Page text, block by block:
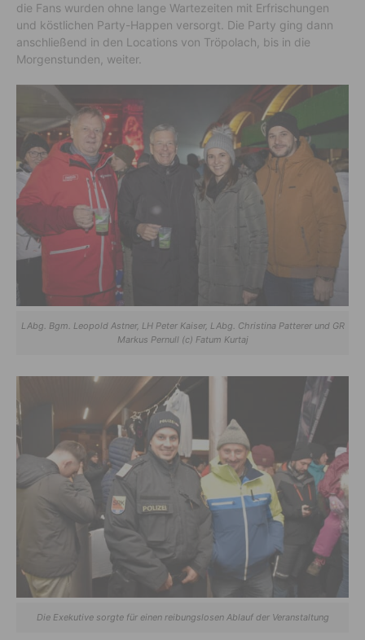
die Fans wurden ohne lange Wartezeiten mit Erfrischungen
und köstlichen Party-Happen versorgt. Die Party ging dann
anschließend in den Locations von Tröpolach, bis in die
Morgenstunden, weiter.
LAbg. Bgm. Leopold Astner, LH Peter Kaiser, LAbg. Christina Patterer und GR
Markus Pernull (c) Fatum Kurtaj
Die Exekutive sorgte für einen reibungslosen Ablauf der Veranstaltung